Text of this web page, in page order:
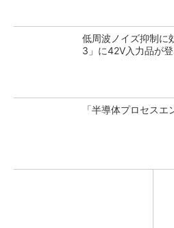
低周波ノイズ抑制
3」に42V入力品が
「半導体プロセス